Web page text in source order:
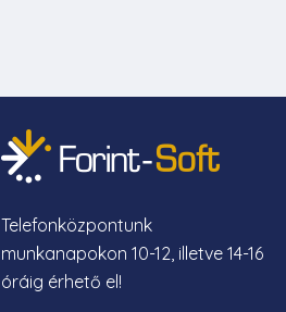
Telefonközpontunk
munkanapokon 10-12, illetve 14-16
óráig érhető el!